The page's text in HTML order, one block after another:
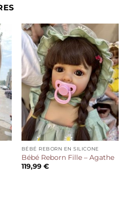
BÉBÉ REBORN EN SILICONE
Bébé Reborn Fille – Agathe
119,99 €